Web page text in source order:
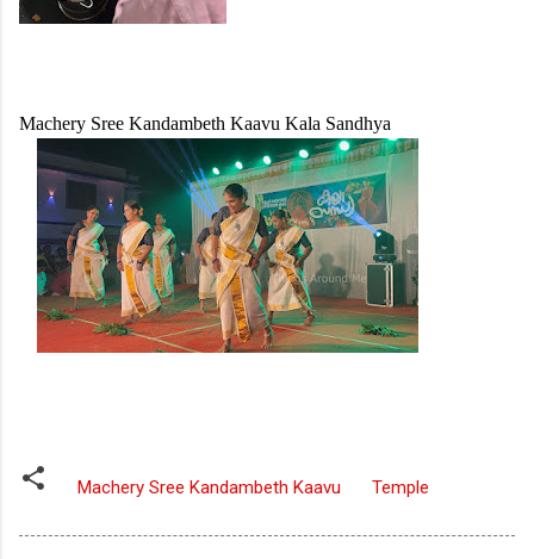
Machery Sree Kandambeth Kaavu Kala Sandhya
Machery Sree Kandambeth Kaavu Temple